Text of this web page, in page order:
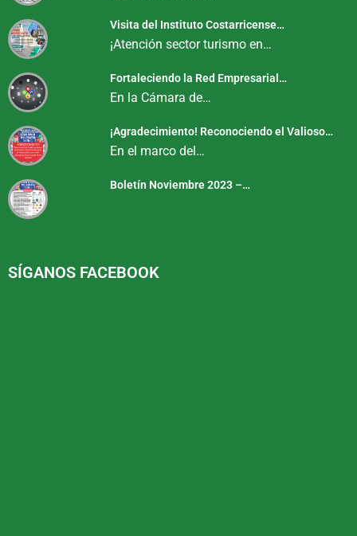
Visita del Instituto Costarricense…
¡Atención sector turismo en…
Fortaleciendo la Red Empresarial…
En la Cámara de…
¡Agradecimiento! Reconociendo el Valioso…
En el marco del…
Boletín Noviembre 2023 –…
SÍGANOS FACEBOOK